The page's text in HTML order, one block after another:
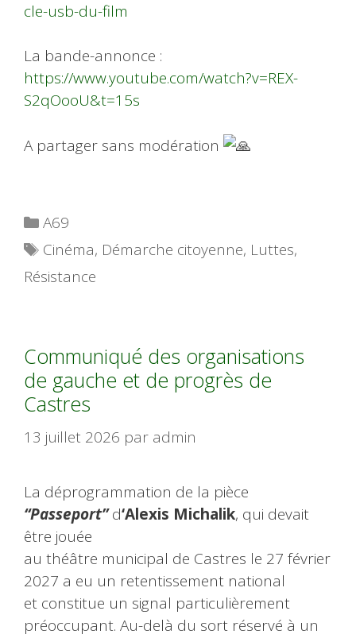
cle-usb-du-film
La bande-annonce :
https://www.youtube.com/watch?v=REX-
S2qOooU&t=15s
A partager sans modération
Catégories
A69
Étiquettes
Cinéma, Démarche citoyenne, Luttes,
Résistance
Communiqué des organisations
de gauche et de progrès de
Castres
13 juillet 2026 par admin
La déprogrammation de la pièce
“Passeport”d‘Alexis Michalik, qui devait
être jouée
au théâtre municipal de Castres le 27 février
2027 a eu un retentissement national
et constitue un signal particulièrement
préoccupant. Au-delà du sort réservé à un